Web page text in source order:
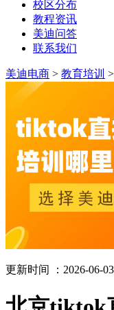
校区分布
教程资讯
美迪问答
联系我们
美迪电商 > 教育培训 >
更新时间 ：2026-06-